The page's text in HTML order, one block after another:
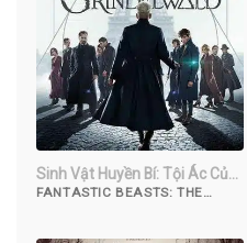
Sinh Vật Huyền Bí: Tội Ác Của
Grindelwald
FANTASTIC BEASTS: THE